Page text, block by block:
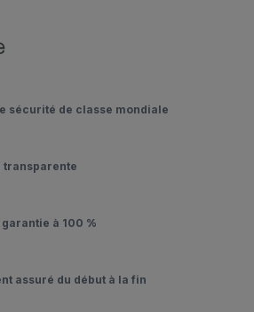
sécurité de classe mondiale
à 100 %
assuré du début à la fin